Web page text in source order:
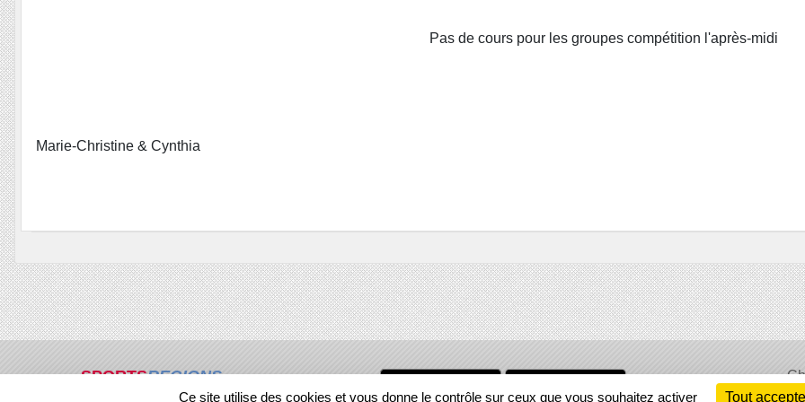
Pas de cours pour les groupes compétition l'après-midi
Marie-Christine & Cynthia
SPORTSREGIONS
visites
Ce site utilise des cookies et vous donne le contrôle sur ceux que vous souhaitez activer Tout